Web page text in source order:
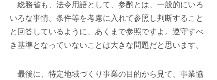
総務省も、法令用語として、参酌とは、一般的にいろ
いろな事情、条件等を考慮に入れて参照し判断すること
と回答しているように、あくまで参照ですよ。遵守すべ
き基準となっていないことは大きな問題だと思います。
最後に、特定地域づくり事業の目的から見て、事業協